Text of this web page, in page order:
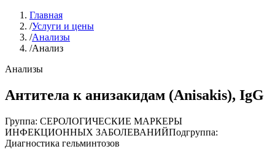
Главная
/Услуги и цены
/Анализы
/Анализ
Анализы
Антитела к анизакидам (Anisakis), IgG
Группа: СЕРОЛОГИЧЕСКИЕ МАРКЕРЫ
ИНФЕКЦИОННЫХ ЗАБОЛЕВАНИЙПодгруппа:
Диагностика гельминтозов